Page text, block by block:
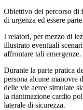
Obiettivo del percorso di
di urgenza ed essere
I relatori, per mezzo di
illustrato eventuali
affrontare tali emergenze.
Durante la parte pratica
persona alcune manovre
delle vie aeree simulate
la rianimazione cardio
laterale di sicurezza.